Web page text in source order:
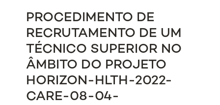
PROCEDIMENTO DE
RECRUTAMENTO DE UM
TÉCNICO SUPERIOR NO
ÂMBITO DO PROJETO
HORIZON-HLTH-2022-
CARE-08-04-